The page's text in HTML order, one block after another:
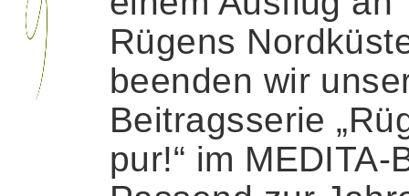
Rügens
beenden wir
Beitragsserie
pur!“ im MEDITA-